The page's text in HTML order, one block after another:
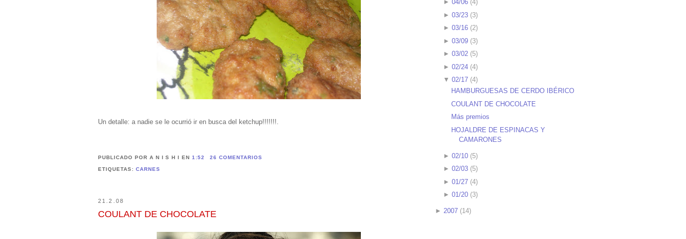
Un detalle: a nadie se le ocurrió ir en busca del ketchup!!!!!!!.
PUBLICADO POR A N I S H IEN1:52 26 COMENTARIOS
ETIQUETAS: CARNES
21.2.08
COULANT DE CHOCOLATE
► 04/06(4)
► 03/23(3)
► 03/16(2)
► 03/09(3)
► 03/02(5)
► 02/24(4)
▼ 02/17(4)
HAMBURGUESAS DE CERDO IBÉRICO
COULANT DE CHOCOLATE
Más premios
HOJALDRE DE ESPINACAS Y
CAMARONES
► 02/10(5)
► 02/03(5)
► 01/27(4)
► 01/20(3)
► 2007 (14)